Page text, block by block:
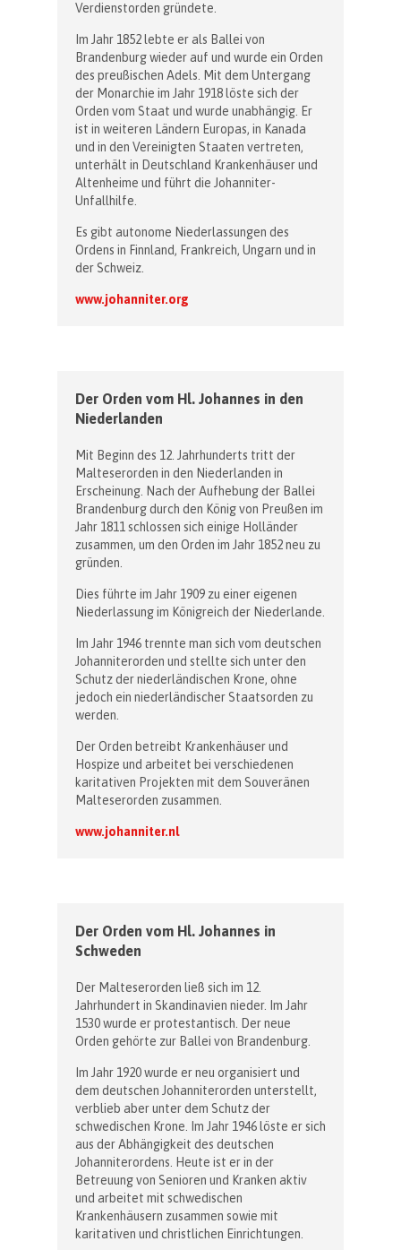
Verdienstorden gründete.
Im Jahr 1852 lebte er als Ballei von
Brandenburg wieder auf und wurde ein Orden
des preußischen Adels. Mit dem Untergang
der Monarchie im Jahr 1918 löste sich der
Orden vom Staat und wurde unabhängig. Er
ist in weiteren Ländern Europas, in Kanada
und in den Vereinigten Staaten vertreten,
unterhält in Deutschland Krankenhäuser und
Altenheime und führt die Johanniter-
Unfallhilfe.
Es gibt autonome Niederlassungen des
Ordens in Finnland, Frankreich, Ungarn und in
der Schweiz.
www.johanniter.org
Der Orden vom Hl. Johannes in den
Niederlanden
Mit Beginn des 12. Jahrhunderts tritt der
Malteserorden in den Niederlanden in
Erscheinung. Nach der Aufhebung der Ballei
Brandenburg durch den König von Preußen im
Jahr 1811 schlossen sich einige Holländer
zusammen, um den Orden im Jahr 1852 neu zu
gründen.
Dies führte im Jahr 1909 zu einer eigenen
Niederlassung im Königreich der Niederlande.
Im Jahr 1946 trennte man sich vom deutschen
Johanniterorden und stellte sich unter den
Schutz der niederländischen Krone, ohne
jedoch ein niederländischer Staatsorden zu
werden.
Der Orden betreibt Krankenhäuser und
Hospize und arbeitet bei verschiedenen
karitativen Projekten mit dem Souveränen
Malteserorden zusammen.
www.johanniter.nl
Der Orden vom Hl. Johannes in
Schweden
Der Malteserorden ließ sich im 12.
Jahrhundert in Skandinavien nieder. Im Jahr
1530 wurde er protestantisch. Der neue
Orden gehörte zur Ballei von Brandenburg.
Im Jahr 1920 wurde er neu organisiert und
dem deutschen Johanniterorden unterstellt,
verblieb aber unter dem Schutz der
schwedischen Krone. Im Jahr 1946 löste er sich
aus der Abhängigkeit des deutschen
Johanniterordens. Heute ist er in der
Betreuung von Senioren und Kranken aktiv
und arbeitet mit schwedischen
Krankenhäusern zusammen sowie mit
karitativen und christlichen Einrichtungen.